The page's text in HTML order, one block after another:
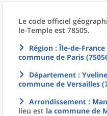
Le code officiel
le-Temple est 78505.
Région : Île-de-France
commune de Paris
Département :
commune de Versailles
Arrondissement :
lieu est la commune de